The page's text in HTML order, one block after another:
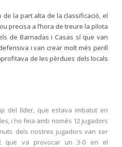
la part alta de la classificació, el
precisa a l’hora de treure la pilota
de Barnadas i Casas sí que van
i van crear molt més perill
de les pèrdues dels locals
del líder, que estava imbatut en
i ho feia amb només 12 jugadors
dels nostres jugadors van ser
que va provocar un 3-0 en el